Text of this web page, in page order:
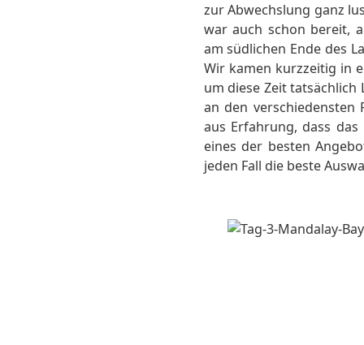
zur Abwechslung ganz
war auch schon bereit,
am südlichen Ende des
Wir kamen kurzzeitig in
um diese Zeit
an den verschiedensten
aus Erfahrung, dass das
eines der besten
jeden Fall die beste